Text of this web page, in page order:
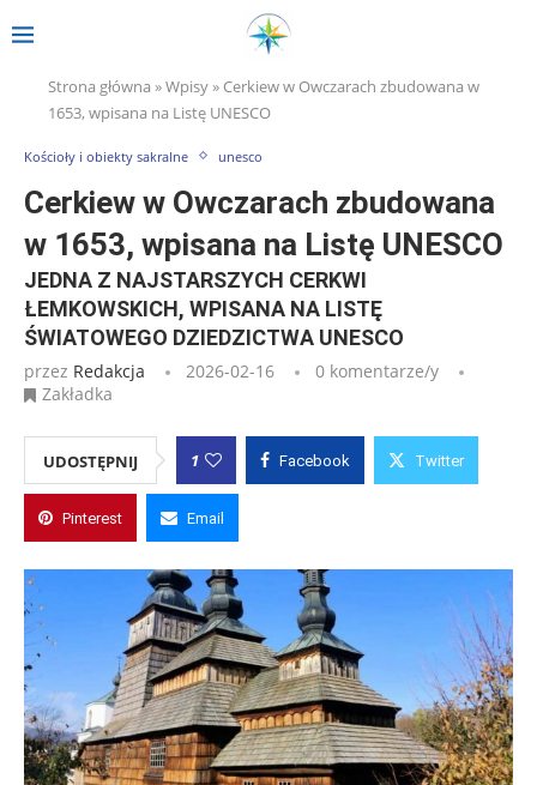
Strona główna »Wpisy» Cerkiew w Owczarach zbudowana w
1653, wpisana na Listę UNESCO
Kościoły i obiekty sakralne unesco
Cerkiew w Owczarach zbudowana
w 1653, wpisana na Listę UNESCO
JEDNA Z NAJSTARSZYCH CERKWI
ŁEMKOWSKICH, WPISANA NA LISTĘ
ŚWIATOWEGO DZIEDZICTWA UNESCO
przez Redakcja 2026-02-16
0 komentarze/y
Zakładka
UDOSTĘPNIJ 1 Facebook Twitter
Pinterest Email